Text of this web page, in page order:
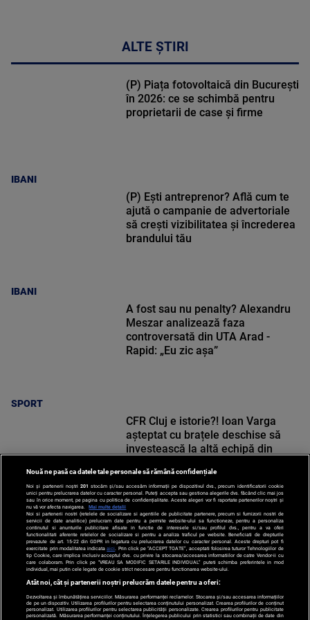
ALTE ȘTIRI
IBANI
(P) Piața fotovoltaică din București
în 2026: ce se schimbă pentru
proprietarii de case și firme
IBANI
(P) Ești antreprenor? Află cum te
ajută o campanie de advertoriale
să crești vizibilitatea și încrederea
brandului tău
SPORT
A fost sau nu penalty? Alexandru
Meszar analizează faza
controversată din UTA Arad -
Rapid: „Eu zic așa”
SPORT
CFR Cluj e istorie?! Ioan Varga
așteptat cu brațele deschise să
investească la altă echipă din
Nouă ne pasă ca datele tale personale să rămână confidențiale
Noi și partenerii noștri 201 stocăm și/sau accesăm informații pe dispozitivul dvs., precum identificatorii cookie
unici pentru prelucrarea datelor cu caracter personal. Puteți accepta sau gestiona alegerile dvs. făcând clic mai jos
sau în orice moment, pe pagina cu politica de confidențialitate. Aceste alegeri vor fi raportate partenerilor noștri și
nu vă vor afecta navigarea.
Mai multe detalii
Noi si partenerii nostri (retelele de socializare si agentiile de publicitate partenere, precum si furnizorii nostri de
servicii de date analitice) prelucram date pentru a permite website-ului sa functioneze, pentru a personaliza
continutul si anunturile publicitare afisate in functie de interesele si/sau profilul dvs., pentru a va oferi
functionalitati aferente retelelor de socializare si pentru a analiza traficul pe website. Beneficiati de drepturile
prevazute de art. 15-22 din GDPR in legatura cu prelucrarea datelor cu caracter personal. Aceste drepturi pot fi
exercitate prin modalitatea indicataaici . Prin click pe “ACCEPT TOATE”, acceptati folosirea tuturor Tehnologiilor de
tip Cookie, care implica inclusiv acceptul dvs. cu privire la stocarea/accesarea informatiilor de catre Vendor-ii cu
care colaboram. Prin click pe “VREAU SA MODIFIC SETARILE INDIVIDUAL” puteti schimba preferintele in mod
individual, mai putin cele legate de cookie strict necesare pentru functionarea website-ului.
Atât noi, cât și partenerii noștri prelucrăm datele pentru a oferi:
Dezvoltarea și îmbunătățirea serviciilor. Măsurarea performanței reclamelor. Stocarea și/sau accesarea informațiilor
de pe un dispozitiv. Utilizarea profilurilor pentru selectarea conținutului personalizat. Crearea profilurilor de conținut
personalizat. Utilizarea profilurilor pentru selectarea publicității personalizate. Crearea profilurilor pentru publicitate
personalizată. Măsurarea performanței conținutului. Înțelegerea publicului prin statistici sau combinații de date din